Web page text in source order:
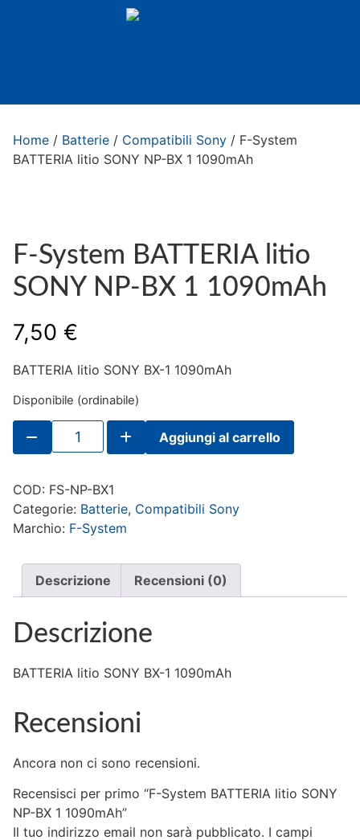
Home / Batterie / Compatibili Sony / F-System
BATTERIA litio SONY NP-BX 1 1090mAh
F-System BATTERIA litio
SONY NP-BX 1 1090mAh
7,50 €
BATTERIA litio SONY BX-1 1090mAh
Disponibile (ordinabile)
F-
System
BATTERIA
NP-
BX
1
1090mAh
Aggiungi al carrello
COD: FS-NP-BX1
Categorie: Batterie, Compatibili Sony
Marchio: F-System
Descrizione Recensioni (0)
Descrizione
BATTERIA litio SONY BX-1 1090mAh
Recensioni
Ancora non ci sono recensioni.
Recensisci per primo “F-System BATTERIA litio SONY
NP-BX 1 1090mAh”
Il tuo indirizzo email non sarà pubblicato. I campi